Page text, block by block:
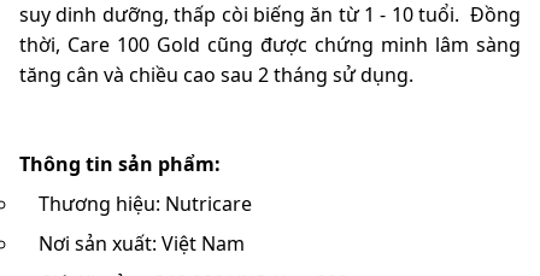
suy dinh dưỡng, thấp còi biếng ăn từ 1 - 10 tuổi. Đồng
thời, Care 100 Gold cũng được chứng minh lâm sàng
tăng cân và chiều cao sau 2 tháng sử dụng.
Thông tin sản phẩm:
Thương hiệu: Nutricare
Nơi sản xuất: Việt Nam